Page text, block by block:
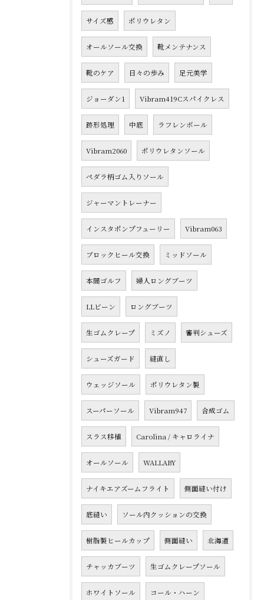
サイズ感 ポリウレタン
オールソール交換 靴メンテナンス
靴のケア 日々の歩み 足元美学
ジョーダン1 Vibram419Cスパイクレス
跡形処理 中底 ラフレンボール
Vibram2060 ポリウレタンソール
ペダラ柄ゴム入りソール
ジャーマントレーナー
インスタポンプフューリー Vibram063
ブロックヒール交換 ミッドソール
本間ゴルフ 婦人ロングブーツ
LLビーン ロングブーツ
生ゴムクレープ ミズノ 審判シューズ
シューズガード 縫直し
ウェッジソール ポリウレタン製
スーパーソール Vibram947 合成ゴム
スラス移植 Carolina / キャロライナ
オールソール WALLABY
ナイキエアズームフライト 側面縫い付け
底縫い ソール内クッションの交換
樹脂製ヒールカップ 側面縫い 北海道
チャッカブーツ 生ゴムクレープソール
ホワイトソール コール・ハーン